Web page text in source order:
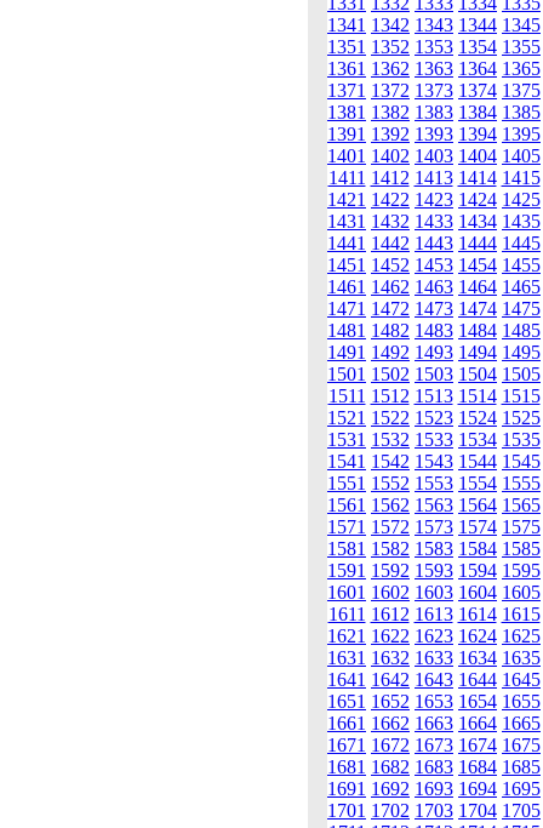
1341 1342 1343 1344 1345
1351 1352 1353 1354 1355
1361 1362 1363 1364 1365
1371 1372 1373 1374 1375
1381 1382 1383 1384 1385
1391 1392 1393 1394 1395
1401 1402 1403 1404 1405
1411 1412 1413 1414 1415
1421 1422 1423 1424 1425
1431 1432 1433 1434 1435
1441 1442 1443 1444 1445
1451 1452 1453 1454 1455
1461 1462 1463 1464 1465
1471 1472 1473 1474 1475
1481 1482 1483 1484 1485
1491 1492 1493 1494 1495
1501 1502 1503 1504 1505
1511 1512 1513 1514 1515
1521 1522 1523 1524 1525
1531 1532 1533 1534 1535
1541 1542 1543 1544 1545
1551 1552 1553 1554 1555
1561 1562 1563 1564 1565
1571 1572 1573 1574 1575
1581 1582 1583 1584 1585
1591 1592 1593 1594 1595
1601 1602 1603 1604 1605
1611 1612 1613 1614 1615
1621 1622 1623 1624 1625
1631 1632 1633 1634 1635
1641 1642 1643 1644 1645
1651 1652 1653 1654 1655
1661 1662 1663 1664 1665
1671 1672 1673 1674 1675
1681 1682 1683 1684 1685
1691 1692 1693 1694 1695
1701 1702 1703 1704 1705